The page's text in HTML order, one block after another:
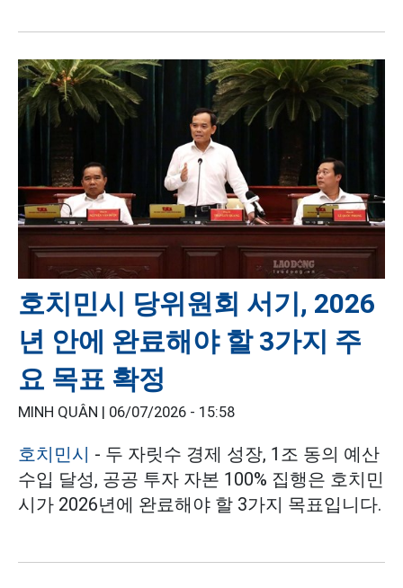
호치민시 당위원회 서기, 2026
년 안에 완료해야 할 3가지 주
요 목표 확정
MINH QUÂN | 06/07/2026 - 15:58
호치민시 - 두 자릿수 경제 성장, 1조 동의 예산
수입 달성, 공공 투자 자본 100% 집행은 호치민
시가 2026년에 완료해야 할 3가지 목표입니다.